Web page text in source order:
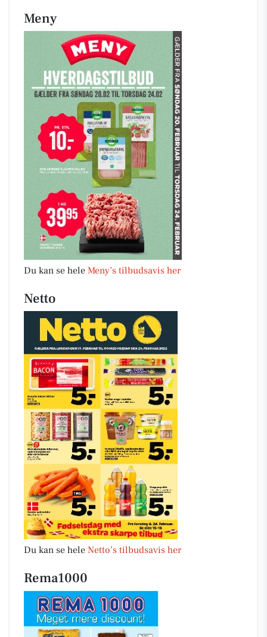
Meny
Du kan se hele Meny’s tilbudsavis her
Netto
Du kan se hele Netto’s tilbudsavis her
Rema1000